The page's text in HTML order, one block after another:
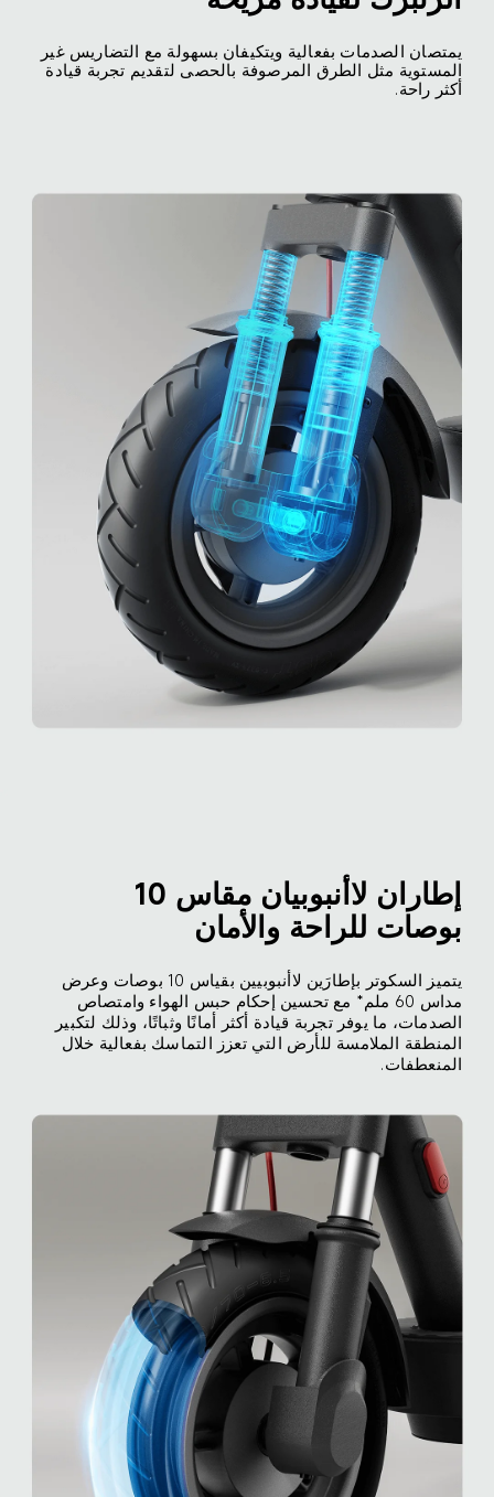
يمتصان الصدمات بفعالية ويتكيفان بسهولة مع التضاريس غير
المستوية مثل الطرق المرصوفة بالحصى لتقديم تجربة قيادة
أكثر راحة.
بوصات للراحة والأمان
يتميز السكوتر بإطارَين لاأنبوبيين بقياس 10 بوصات وعرض
مداس 60 ملم* مع تحسين إحكام حبس الهواء وامتصاص
الصدمات، ما يوفر تجربة قيادة أكثر أمانًا وثباتًا، وذلك لتكبير
المنطقة الملامسة للأرض التي تعزز التماسك بفعالية خلال
المنعطفات.